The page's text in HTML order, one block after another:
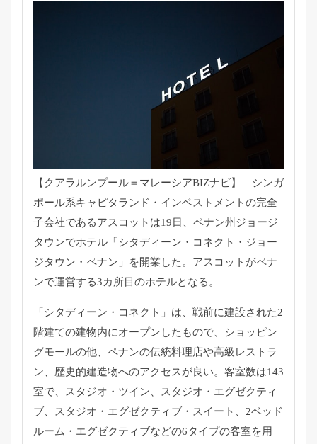
【クアラルンプール＝マレーシアBIZナビ】 シンガ
ポール系キャピタランド・ インベストメントの完全
子会社であるアスコットは19日、 ペナン州ジョージ
タウンでホテル「シタディーン・コネクト・ ジョー
ジタウン・ペナン」を開業した。 アスコットがペナ
ンで運営する3カ所目のホテルとなる。
「シタディーン・コネクト」は、 戦前に建設された2
階建ての建物内にオープンしたもので、 ショッピン
グモールの他、ペナンの伝統料理店や高級レストラ
ン、 歴史的建造物へのアクセスが良い。客室数は143
室で、
スタジオ・ツイン、スタジオ・エグゼクティ
ブ、スタジオ・ エグゼクティブ・スイート、2ベッド
ルーム・ エグゼクティブなどの6タイプの客室を用